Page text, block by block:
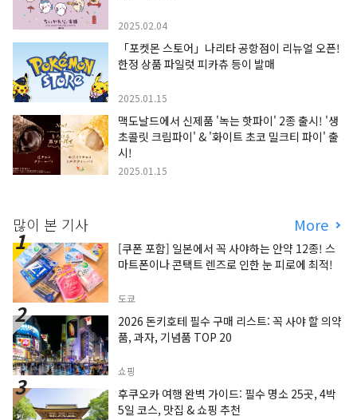
2025.02.04
「포켓몬 스토어」나리타 공항점이 리뉴얼 오픈!
한정 상품 파일럿 피카츄 등이 발매
2025.01.15
맥도날드에서 신제품 '녹는 핫파이' 2종 출시! '생
초콜릿 크림파이' & '화이트 초코 밀크티 파이' 출
시!
2025.01.15
많이 본 기사 More
[쿠폰 포함] 일본에서 꼭 사야하는 안약 12종! 스
마트폰이나 콘택트 렌즈로 인한 눈 피로에 최적!
도쿄
2026 돈키호테 필수 구매 리스트: 꼭 사야 할 의약
품, 과자, 기념품 TOP 20
쇼핑
후쿠오카 여행 완벽 가이드: 필수 명소 25곳, 4박
5일 코스, 맛집 & 쇼핑 추천